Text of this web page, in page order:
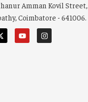
Amman Kovil Street,
Coimbatore - 641006.